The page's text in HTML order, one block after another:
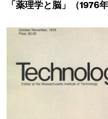
「薬理学と脳」（1976